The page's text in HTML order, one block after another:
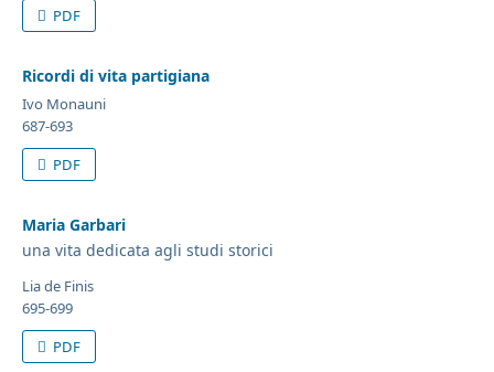
PDF
Ricordi di vita partigiana
Ivo Monauni
687-693
PDF
Maria Garbari
una vita dedicata agli studi storici
Lia de Finis
695-699
PDF